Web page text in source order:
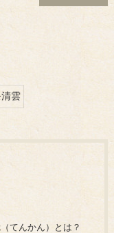
雲
てんかん）とは？